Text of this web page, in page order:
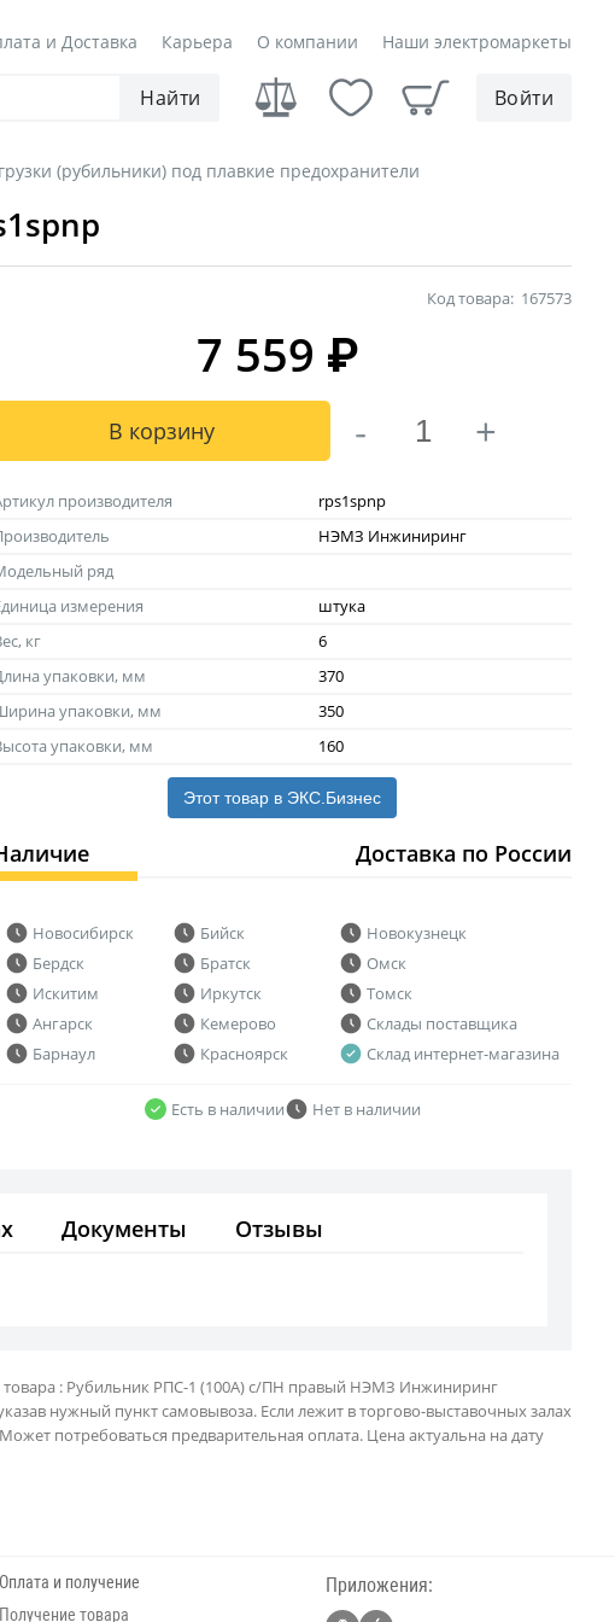
и Доставка Карьера О компании Наши электромаркеты
Найти Войти
(рубильники) под плавкие предохранители
Код товара: 167573
7 559 ₽
В корзину - +
производителя
rps1spnp
НЭМЗ Инжиниринг
ряд
измерения
штука
кг
6
упаковки, мм
370
упаковки, мм
350
упаковки, мм
160
Этот товар в ЭКС.Бизнес
Доставка по России
Новосибирск
Бердск
Искитим
Ангарск
Барнаул
Бийск
Братск
Иркутск
Кемерово
Красноярск
Новокузнецк
Омск
Томск
Склады поставщика
Склад интернет-магазина
Есть в наличии
Нет в наличии
Документы Отзывы
товара : Рубильник РПС-1 (100А) с/ПН правый НЭМЗ Инжиниринг
нужный пункт самовывоза. Если лежит в торгово-выставочных залах
потребоваться предварительная оплата. Цена актуальна на дату
Оплата и получение
Получение товара
Приложения: